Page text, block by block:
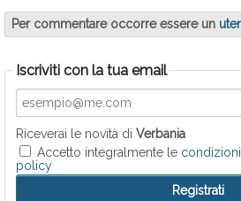
Per commentare occorre essere un
Iscriviti con la tua email
Riceverai le novità di Verbania
Accetto integralmente le
policy